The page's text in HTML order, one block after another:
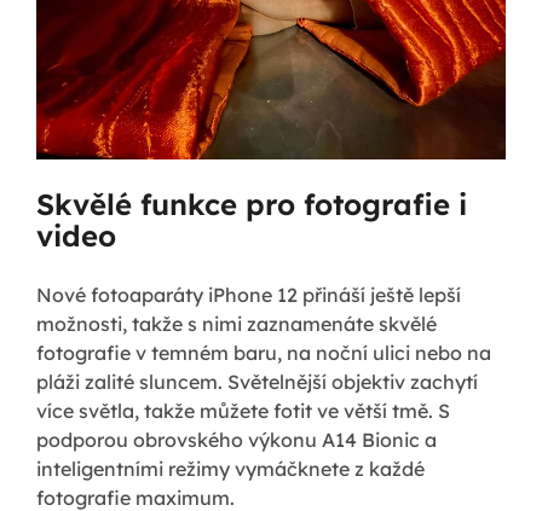
Skvělé funkce pro fotografie i
video
Nové fotoaparáty iPhone 12 přináší ještě lepší
možnosti, takže s nimi zaznamenáte skvělé
fotografie v temném baru, na noční ulici nebo na
pláži zalité sluncem. Světelnější objektiv zachytí
více světla, takže můžete fotit ve větší tmě. S
podporou obrovského výkonu A14 Bionic a
inteligentními režimy vymáčknete z každé
fotografie maximum.